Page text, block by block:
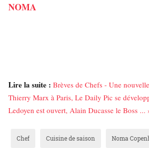
NOMA
Lire la suite : Brèves de Chefs - Une
Thierry Marx à Paris, Le Daily Pic se
Ledoyen est ouvert, Alain Ducasse le Boss ...
Chef Cuisine de saison Noma